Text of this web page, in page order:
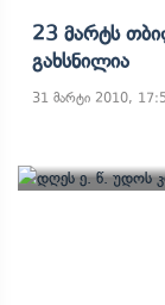
23 Მარტს
Გახსნილია
31 მარტი 2010,